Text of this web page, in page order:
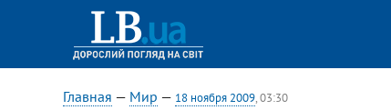
Главная — Мир — 18 ноября 2009, 03:30